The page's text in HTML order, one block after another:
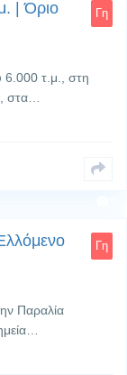
Γη
| Όριο
6.000 τ.μ., στη
στα…
Γη
Παραλία